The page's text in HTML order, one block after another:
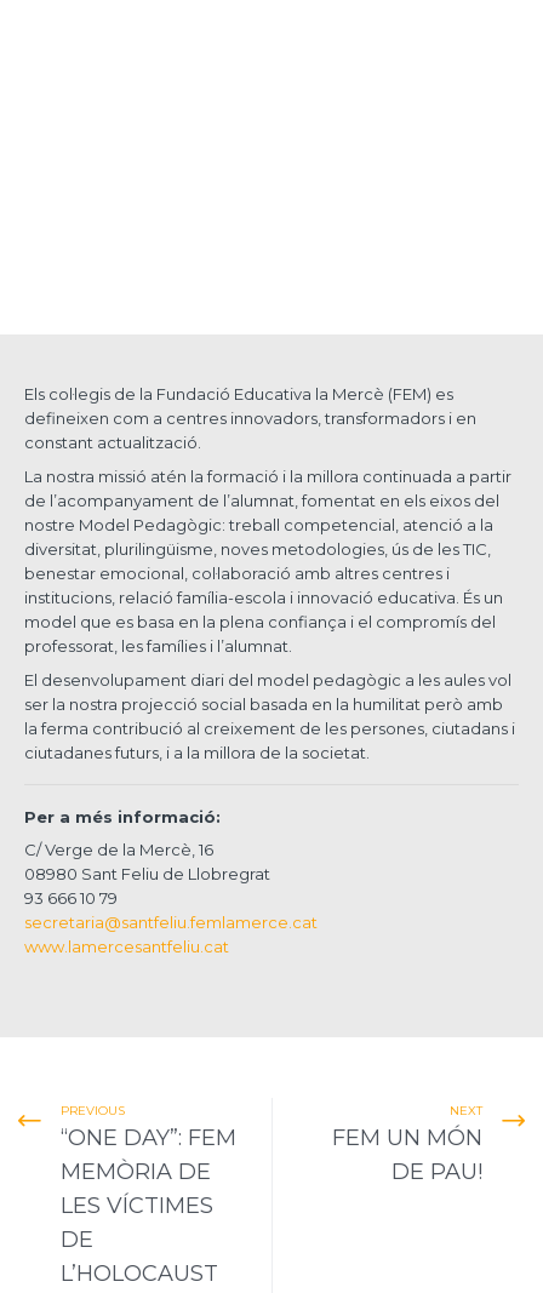
Els col·legis de la Fundació Educativa la Mercè (FEM) es
defineixen com a centres innovadors, transformadors i en
constant actualització.
La nostra missió atén la formació i la millora continuada a partir
de l’acompanyament de l’alumnat, fomentat en els eixos del
nostre Model Pedagògic: treball competencial, atenció a la
diversitat, plurilingüisme, noves metodologies, ús de les TIC,
benestar emocional, col·laboració amb altres centres i
institucions, relació família-escola i innovació educativa. És un
model que es basa en la plena confiança i el compromís del
professorat, les famílies i l’alumnat.
El desenvolupament diari del model pedagògic a les aules vol
ser la nostra projecció social basada en la humilitat però amb
la ferma contribució al creixement de les persones, ciutadans i
ciutadanes futurs, i a la millora de la societat.
Per a més informació:
C/ Verge de la Mercè, 16
08980 Sant Feliu de Llobregrat
93 666 10 79
secretaria@santfeliu.femlamerce.cat
www.lamercesantfeliu.cat
PREVIOUS
“ONE DAY”: FEM
MEMÒRIA DE
LES VÍCTIMES
DE
L’HOLOCAUST
NEXT
FEM UN MÓN
DE PAU!